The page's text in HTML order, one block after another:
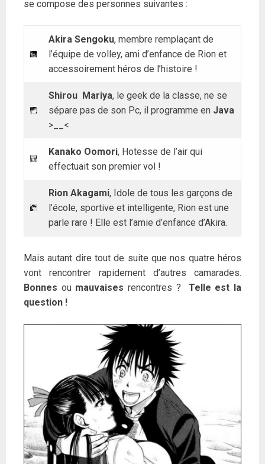
se compose des personnes suivantes :
Akira Sengoku, membre remplaçant de
l’équipe de volley, ami d’enfance de Rion et
accessoirement héros de l’histoire !
Shirou Mariya, le geek de la classe, ne se
sépare pas de son Pc, il programme en Java
>__<
Kanako Oomori, Hotesse de l’air qui
effectuait son premier vol !
Rion Akagami, Idole de tous les garçons de
l’école, sportive et intelligente, Rion est une
parle rare ! Elle est l’amie d’enfance d’Akira.
Mais autant dire tout de suite que nos quatre héros
vont rencontrer rapidement d’autres camarades.
Bonnes ou mauvaises rencontres ? Telle est la
question !